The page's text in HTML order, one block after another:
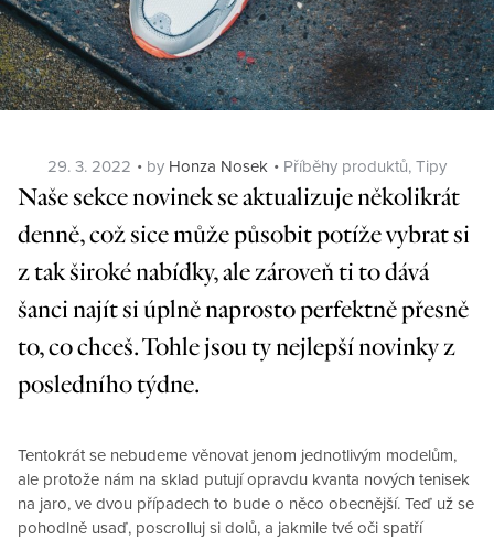
Posted
on
29. 3. 2022 by Honza Nosek Categories
Příběhy produktů, Tipy
Naše sekce novinek se aktualizuje několikrát
denně, což sice může působit potíže vybrat si
z tak široké nabídky, ale zároveň ti to dává
šanci najít si úplně naprosto perfektně přesně
to, co chceš. Tohle jsou ty nejlepší novinky z
posledního týdne.
Tentokrát se nebudeme věnovat jenom jednotlivým modelům,
ale protože nám na sklad putují opravdu kvanta nových tenisek
na jaro, ve dvou případech to bude o něco obecnější. Teď už se
pohodlně usaď, poscrolluj si dolů, a jakmile tvé oči spatří